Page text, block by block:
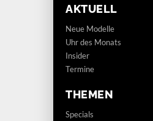
AKTUELL
Neue Modelle
Uhr des Monats
Insider
Termine
THEMEN
Specials